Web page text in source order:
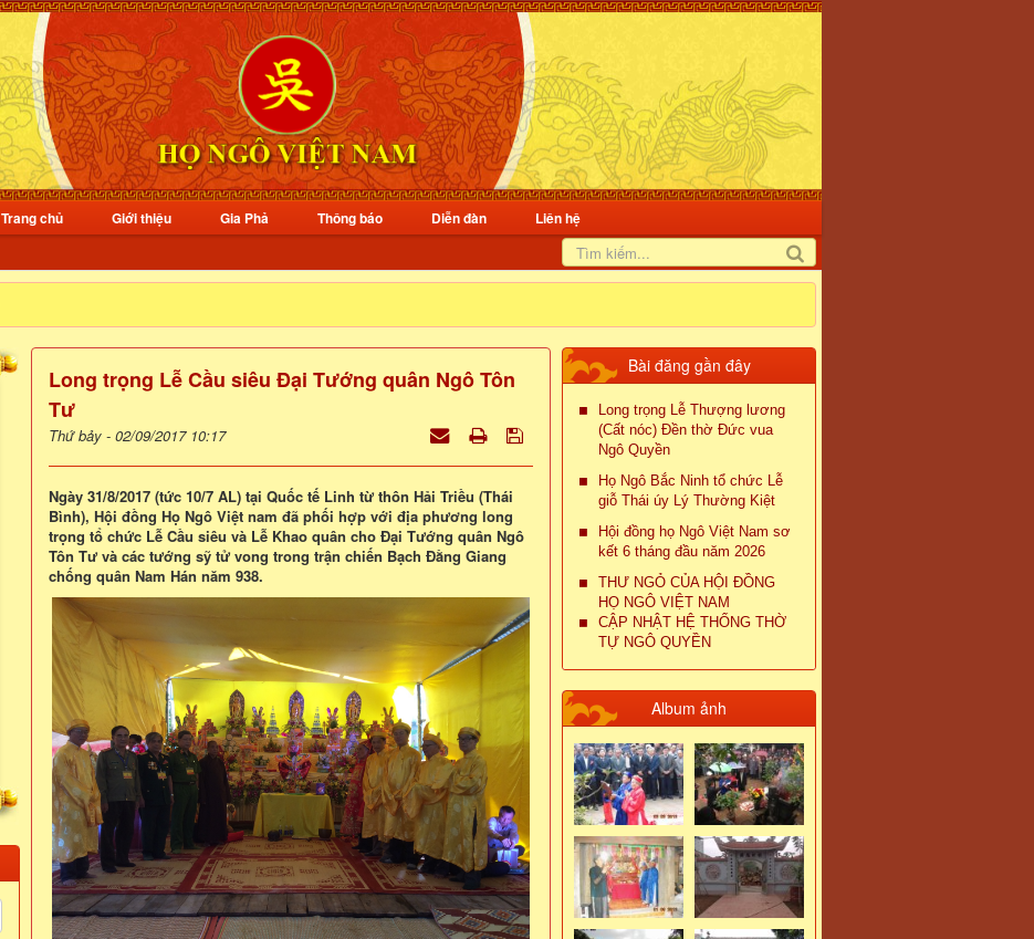
Trang chủ Giới thiệu Gia Phả Thông báo Diễn đàn Liên hệ
Long trọng Lễ Cầu siêu Đại Tướng quân Ngô Tôn
Tư
Thứ bảy - 02/09/2017 10:17
Ngày 31/8/2017 (tức 10/7 AL) tại Quốc tế Linh từ thôn Hải Triều (Thái
Bình), Hội đồng Họ Ngô Việt nam đã phối hợp với địa phương long
trọng tổ chức Lễ Cầu siêu và Lễ Khao quân cho Đại Tướng quân Ngô
Tôn Tư và các tướng sỹ tử vong trong trận chiến Bạch Đằng Giang
chống quân Nam Hán năm 938.
Bài đăng gần đây
Long trọng Lễ Thượng lương
(Cất nóc) Đền thờ Đức vua
Ngô Quyền
Họ Ngô Bắc Ninh tổ chức Lễ
giỗ Thái úy Lý Thường Kiệt
Hội đồng họ Ngô Việt Nam sơ
kết 6 tháng đầu năm 2026
THƯ NGỎ CỦA HỘI ĐỒNG
HỌ NGÔ VIỆT NAM
CẬP NHẬT HỆ THỐNG THỜ
TỰ NGÔ QUYỀN
Album ảnh